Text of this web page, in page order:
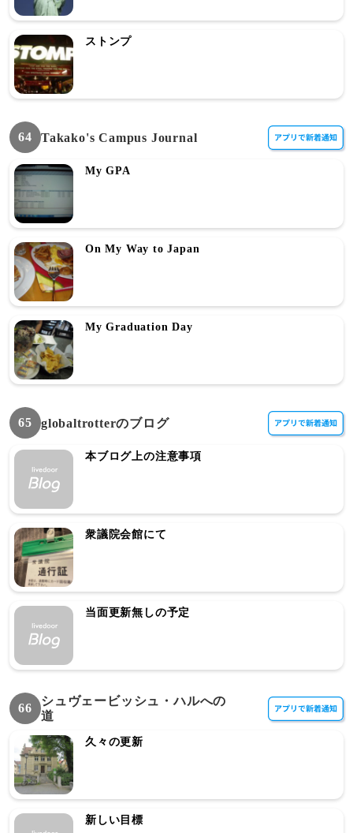
ストンプ
64 Takako's Campus Journal
My GPA
On My Way to Japan
My Graduation Day
65 globaltrotterのブログ
本ブログ上の注意事項
衆議院会館にて
当面更新無しの予定
66
シュヴェービッシュ・ハルへの
道
久々の更新
新しい目標